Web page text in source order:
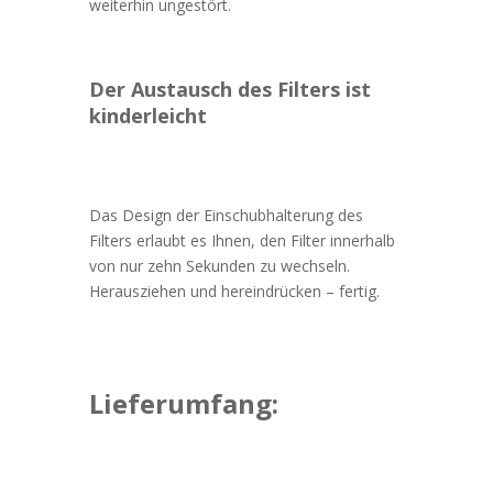
weiterhin ungestört.
Der Austausch des Filters ist
kinderleicht
Das Design der Einschubhalterung des
Filters erlaubt es Ihnen, den Filter innerhalb
von nur zehn Sekunden zu wechseln.
Herausziehen und hereindrücken – fertig.
Lieferumfang: